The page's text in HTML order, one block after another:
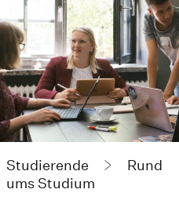
Studierende
Rund
ums Studium